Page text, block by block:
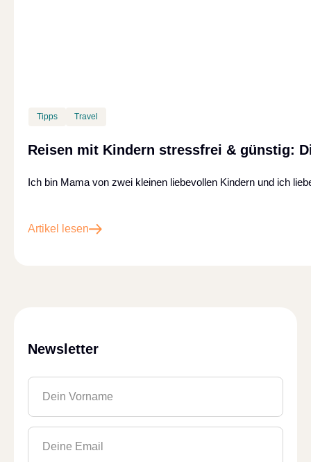
Tipps Travel
Reisen mit Kindern stressfrei & günstig:
Ich bin Mama von zwei kleinen liebevollen Kindern und ich
Artikel lesen
Newsletter
Vorname
Email